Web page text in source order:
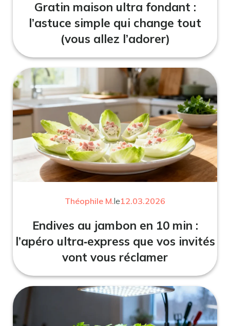
Gratin maison ultra fondant :
l’astuce simple qui change tout
(vous allez l’adorer)
Théophile M.le12.03.2026
Endives au jambon en 10 min :
l’apéro ultra‑express que vos invités
vont vous réclamer